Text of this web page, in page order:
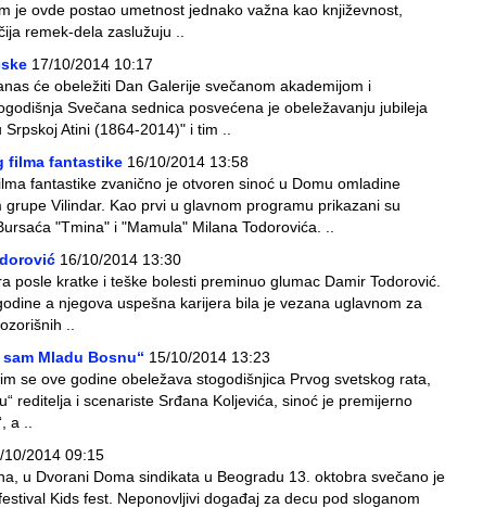
je ovde postao umetnost jednako važna kao književnost,
remek-dela zaslužuju ..
17/10/2014 10:17
će obeležiti Dan Galerije svečanom akademijom i
Svečana sednica posvećena je obeležavanju jubileja
Atini (1864-2014)" i tim ..
filma fantastike 16/10/2014 13:58
fantastike zvanično je otvoren sinoć u Domu omladine
Vilindar. Kao prvi u glavnom programu prikazani su
"Tmina" i "Mamula" Milana Todorovića. ..
16/10/2014 13:30
posle kratke i teške bolesti preminuo glumac Damir Todorović.
a njegova uspešna karijera bila je vezana uglavnom za
..
Mladu Bosnu“ 15/10/2014 13:23
se ove godine obeležava stogodišnjica Prvog svetskog rata,
reditelja i scenariste Srđana Koljevića, sinoć je premijerno
a ..
10/2014 09:15
u Dvorani Doma sindikata u Beogradu 13. oktobra svečano je
Kids fest. Neponovljivi događaj za decu pod sloganom